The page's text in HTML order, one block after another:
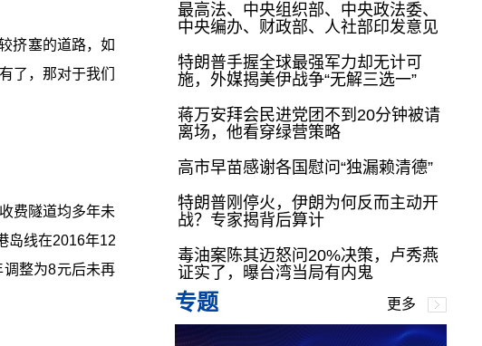
挤塞的道路，如
了，那对于我们
费隧道均多年未
岛线在2016年12
整为8元后未再
最高法、中央组织部、中央政法委、
中央编办、财政部、人社部印发意见
特朗普手握全球最强军力却无计可
施，外媒揭美伊战争“无解三选一”
蒋万安拜会民进党团不到20分钟被请
离场，他看穿绿营策略
高市早苗感谢各国慰问“独漏赖清德”
特朗普刚停火，伊朗为何反而主动开
战？专家揭背后算计
毒油案陈其迈怒问20%决策，卢秀燕
证实了，曝台湾当局有内鬼
专题 更多